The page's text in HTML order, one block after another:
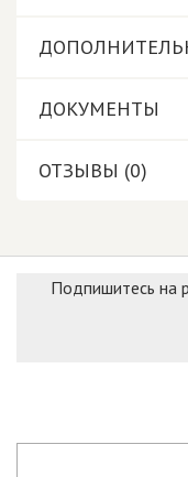
ДОКУМЕНТЫ
ОТЗЫВЫ (0)
Подпишитесь на